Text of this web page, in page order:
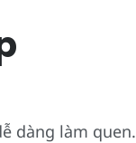
dàng làm quen.